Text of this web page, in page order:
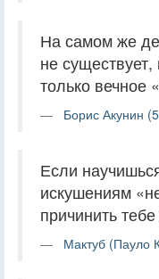
На самом же
не существует,
только вечное
Борис Акунин
Если
искушениям
причинить
Мактуб (Пауло